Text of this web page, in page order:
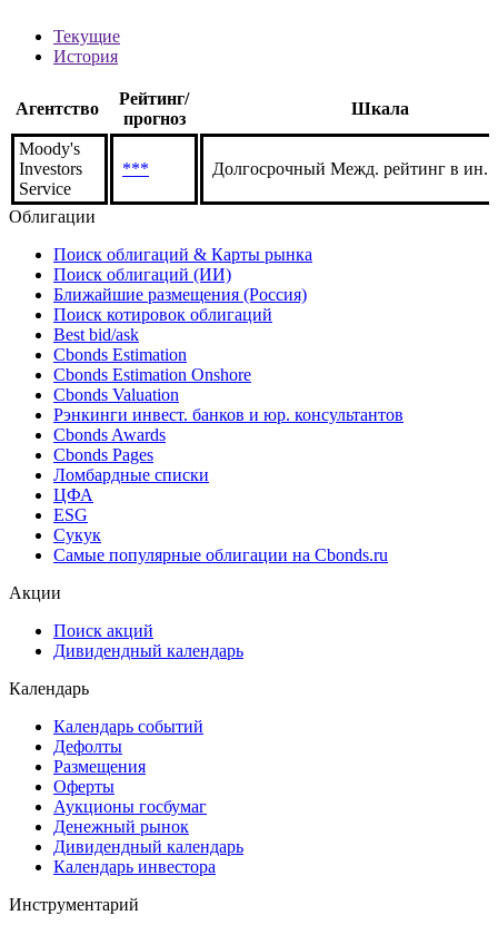
Рейтинги
Текущие
История
Агентство
Рейтинг/
Moody's
Investors
Service
*** Долгосрочный Межд. рейтинг в ин.
Облигации
Поиск облигаций & Карты рынка
Поиск облигаций (ИИ)
Ближайшие размещения (Россия)
Поиск котировок облигаций
Best bid/ask
Cbonds Estimation
Cbonds Estimation Onshore
Cbonds Valuation
Рэнкинги инвест. банков и юр. консультантов
Cbonds Awards
Cbonds Pages
Ломбардные списки
ESG
Самые популярные облигации на Cbonds.ru
Дивидендный календарь
Календарь
Календарь событий
Дефолты
Размещения
Оферты
Денежный рынок